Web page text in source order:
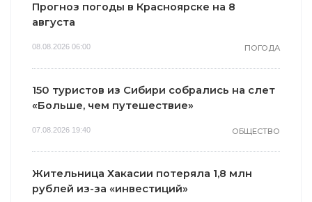
Прогноз погоды в Красноярске на 8
августа
08.08.2026 06:00 ПОГОДА
150 туристов из Сибири собрались на слет
«Больше, чем путешествие»
07.08.2026 19:40 ОБЩЕСТВО
Жительница Хакасии потеряла 1,8 млн
рублей из-за «инвестиций»